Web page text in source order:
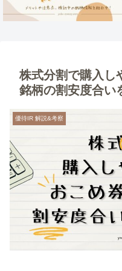
株式分割で購入し
銘柄の割安度合い
優待IR 解説&考察